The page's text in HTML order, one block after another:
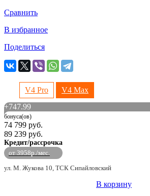
Сравнить
В избранное
Поделиться
V4 Pro
V4 Max
+747.99
бонуса(ов)
74 799 руб.
89 239 руб.
Кредит/рассрочка
от 3958р./мес.
ул. М. Жукова 10, ТСК Сипайловский
В корзину